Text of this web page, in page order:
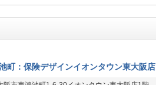
町：保険デザインイオンタウン東大阪店